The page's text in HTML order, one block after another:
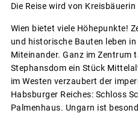
Die Reise wird von
Wien bietet viele Höhepunkte!
und historische Bauten leben
Miteinander. Ganz im Zentrum
Stephansdom ein Stück
im Westen verzaubert der
Habsburger Reiches: Schloss
Palmenhaus. Ungarn ist